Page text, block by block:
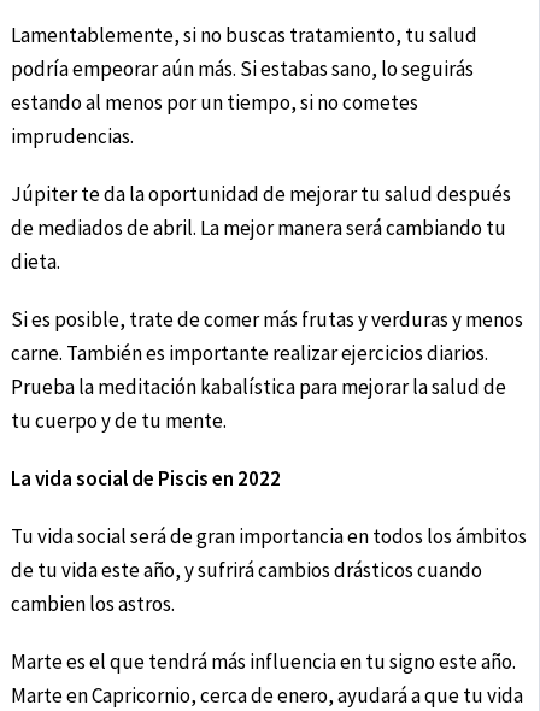
Lamentablemente, si no buscas tratamiento, tu salud
podría empeorar aún más. Si estabas sano, lo seguirás
estando al menos por un tiempo, si no cometes
imprudencias.
Júpiter te da la oportunidad de mejorar tu salud después
de mediados de abril. La mejor manera será cambiando tu
dieta.
Si es posible, trate de comer más frutas y verduras y menos
carne. También es importante realizar ejercicios diarios.
Prueba la meditación kabalística para mejorar la salud de
tu cuerpo y de tu mente.
La vida social de Piscis en 2022
Tu vida social será de gran importancia en todos los ámbitos
de tu vida este año, y sufrirá cambios drásticos cuando
cambien los astros.
Marte es el que tendrá más influencia en tu signo este año.
Marte en Capricornio, cerca de enero, ayudará a que tu vida